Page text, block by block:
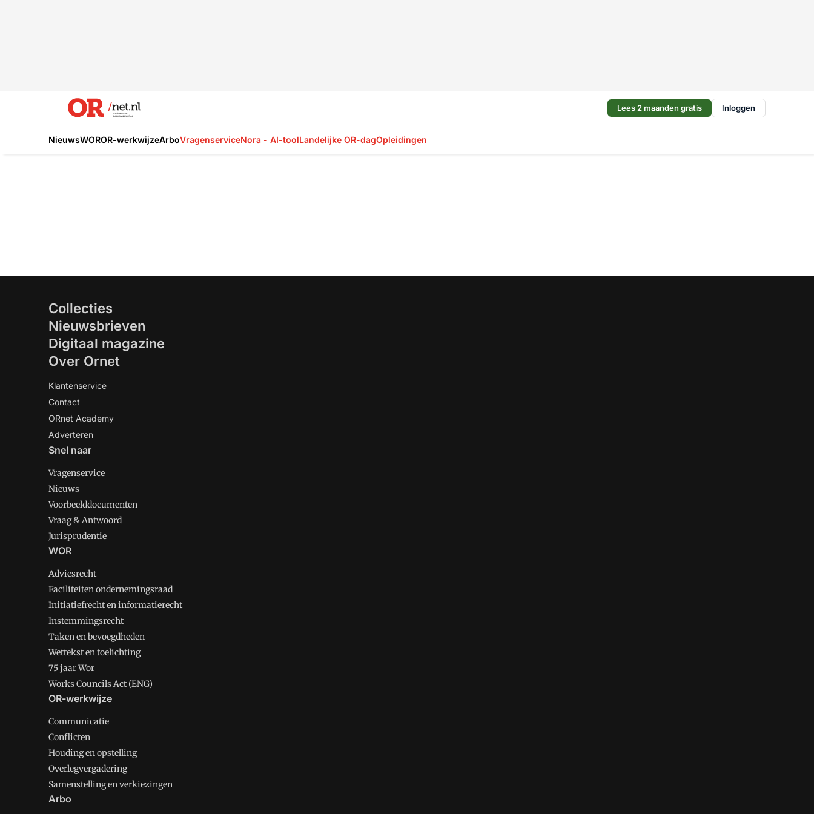
Lees 2 maanden gratis Inloggen
NieuwsWOROR-werkwijzeArboVragenserviceNora - AI-toolLandelijke OR-dagOpleidingen
Collecties
Nieuwsbrieven
Digitaal magazine
Over Ornet
Klantenservice
Contact
ORnet Academy
Adverteren
Snel naar
Vragenservice
Nieuws
Voorbeelddocumenten
Vraag & Antwoord
Jurisprudentie
WOR
Adviesrecht
Faciliteiten ondernemingsraad
Initiatiefrecht en informatierecht
Instemmingsrecht
Taken en bevoegdheden
Wettekst en toelichting
75 jaar Wor
Works Councils Act (ENG)
OR-werkwijze
Communicatie
Conflicten
Houding en opstelling
Overlegvergadering
Samenstelling en verkiezingen
Arbo